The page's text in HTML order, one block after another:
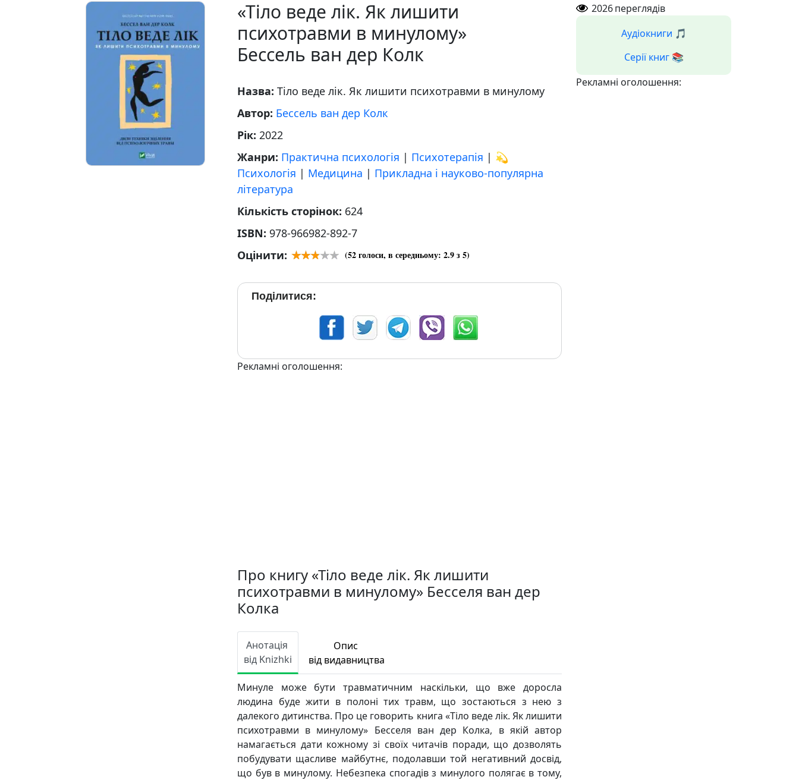
«Тіло веде лік. Як лишити
психотравми в минулому»
Бессель ван дер Колк
Назва: Тіло веде лік. Як лишити психотравми в минулому
Автор: Бессель ван дер Колк
Рік: 2022
Жанри: Практична психологія | Психотерапія | 💫
Психологія | Медицина | Прикладна і науково-популярна
література
Кількість сторінок: 624
ISBN: 978-966982-892-7
Оцінити:
(52голоси, в середньому: 2.9з 5)
Поділитися:
Рекламні оголошення:
Про книгу «Тіло веде лік. Як лишити
психотравми в минулому» Бесселя ван дер
Колка
Анотація
від Knizhki
Опис
від видавництва
Минуле може бути травматичним наскільки, що вже доросла
людина буде жити в полоні тих травм, що зостаються з нею з
далекого дитинства. Про це говорить книга «Тіло веде лік. Як лишити
психотравми в минулому» Бесселя ван дер Колка, в якій автор
намагається дати кожному зі своїх читачів поради, що дозволять
побудувати щасливе майбутнє, подолавши той негативний досвід,
що був в минулому. Небезпека спогадів з минулого полягає в тому,
2026переглядів
Аудіокниги 🎵
Серії книг 📚
Рекламні оголошення: